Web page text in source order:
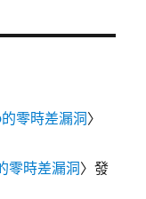
零時差漏洞〉
零時差漏洞〉發